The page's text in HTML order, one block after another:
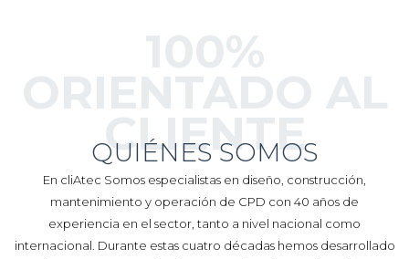
CLIENTE
QUIÉNES SOMOS
En cliAtec Somos especialistas en diseño, construcción,
mantenimiento y operación de CPD con 40 años de
experiencia en el sector, tanto a nivel nacional como
internacional. Durante estas cuatro décadas hemos desarrollado